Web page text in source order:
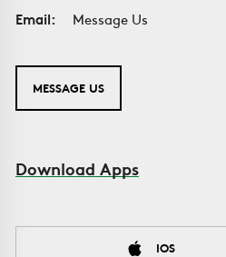
Email:
Message Us
MESSAGE US
Download Apps
IOS